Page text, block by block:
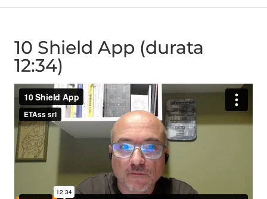
10 Shield App (durata
12:34)